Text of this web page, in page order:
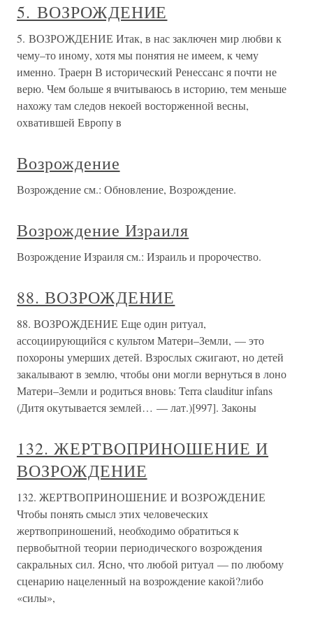
5. ВОЗРОЖДЕНИЕ
5. ВОЗРОЖДЕНИЕ Итак, в нас заключен мир любви к
чему–то иному, хотя мы понятия не имеем, к чему
именно. Траерн В исторический Ренессанс я почти не
верю. Чем больше я вчитываюсь в историю, тем меньше
нахожу там следов некоей восторженной весны,
охватившей Европу в
Возрождение
Возрождение см.: Обновление, Возрождение.
Возрождение Израиля
Возрождение Израиля см.: Израиль и пророчество.
88. ВОЗРОЖДЕНИЕ
88. ВОЗРОЖДЕНИЕ Еще один ритуал,
ассоциирующийся с культом Матери–Земли, — это
похороны умерших детей. Взрослых сжигают, но детей
закалывают в землю, чтобы они могли вернуться в лоно
Матери–Земли и родиться вновь: Terra clauditur infans
(Дитя окутывается землей… — лат.)[997]. Законы
132. ЖЕРТВОПРИНОШЕНИЕ И
ВОЗРОЖДЕНИЕ
132. ЖЕРТВОПРИНОШЕНИЕ И ВОЗРОЖДЕНИЕ
Чтобы понять смысл этих человеческих
жертвоприношений, необходимо обратиться к
первобытной теории периодического возрождения
сакральных сил. Ясно, что любой ритуал — по любому
сценарию нацеленный на возрождение какой?либо
«силы»,